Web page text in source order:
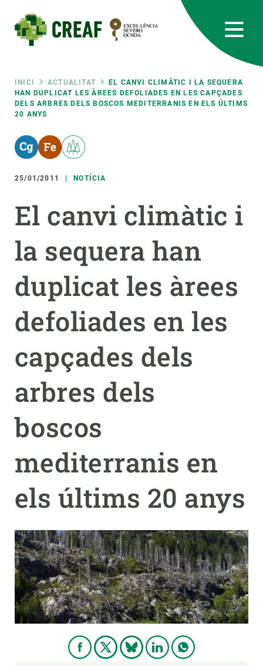
contingut
Fil
d'ariadna
INICI ACTUALITAT
EL CANVI CLIMÀTIC I LA SEQUERA
HAN DUPLICAT LES ÀREES DEFOLIADES EN LES CAPÇADES
DELS ARBRES DELS BOSCOS MEDITERRANIS EN ELS ÚLTIMS
20 ANYS
25/01/2011 NOTÍCIA
El canvi climàtic i
la sequera han
duplicat les àrees
defoliades en les
capçades dels
arbres dels
boscos
mediterranis en
els últims 20 anys
RRSS
Featured
responsive
INTRANET
Responsive
menu
SOBRE NOSALTRES
RECERCA
UNEIX-TE A NOSALTRES
PARTICIPA
NOTÍCIES I AGENDA